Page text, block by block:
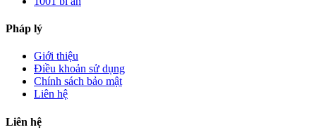
Pháp lý
Giới thiệu
Điều khoản sử dụng
Chính sách bảo mật
Liên hệ
Liên hệ